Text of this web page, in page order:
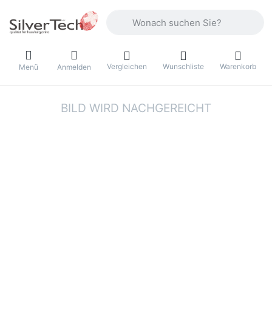
Menü Anmelden Vergleichen Wunschliste Warenkorb